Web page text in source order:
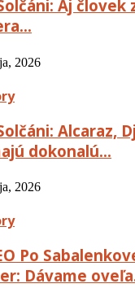
Aj človek
2026
Alcaraz,
dokonalú…
2026
Po
Dávame